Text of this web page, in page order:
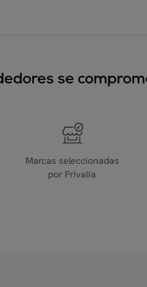
se
Marcas seleccionadas
por Privalia